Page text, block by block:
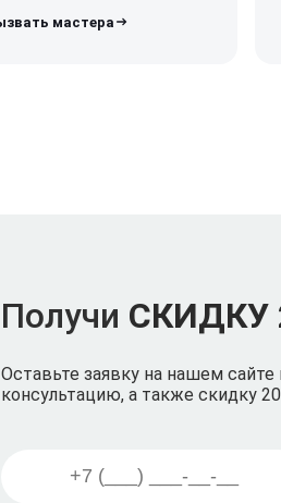
Получи СКИДКУ
Оставьте заявку на нашем
консультацию, а также скидку